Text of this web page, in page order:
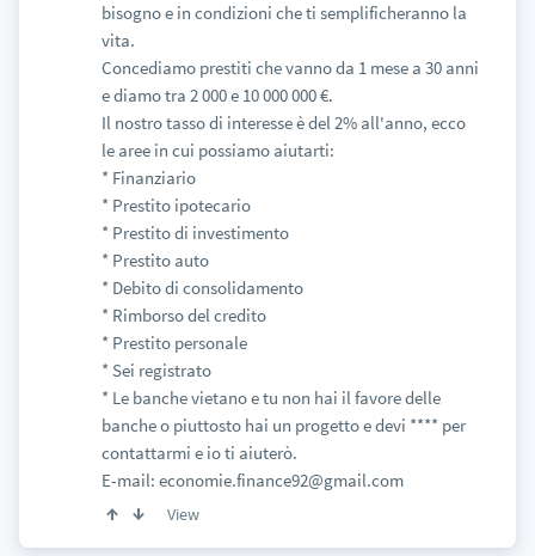
bisogno e in condizioni che ti semplificheranno la
vita.
Concediamo prestiti che vanno da 1 mese a 30 anni
e diamo tra 2 000 e 10 000 000 €.
Il nostro tasso di interesse è del 2% all'anno, ecco
le aree in cui possiamo aiutarti:
* Finanziario
* Prestito ipotecario
* Prestito di investimento
* Prestito auto
* Debito di consolidamento
* Rimborso del credito
* Prestito personale
* Sei registrato
* Le banche vietano e tu non hai il favore delle
banche o piuttosto hai un progetto e devi **** per
contattarmi e io ti aiuterò.
E-mail: economie.finance92@gmail.com
View